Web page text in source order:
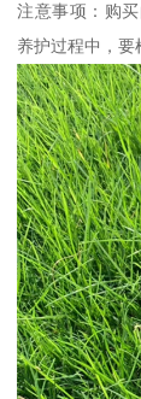
注意事项：购
养护过程中，要